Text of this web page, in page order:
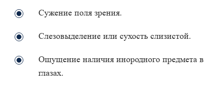
Сужение поля зрения.
Слезовыделение или сухость слизистой.
Ощущение наличия инородного предмета в
глазах.